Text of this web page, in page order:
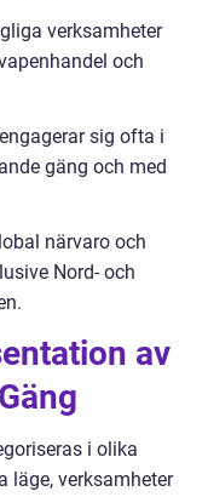
verksamheter
och
sig ofta i
gäng och med
närvaro och
Nord- och
av
i olika
läge, verksamheter